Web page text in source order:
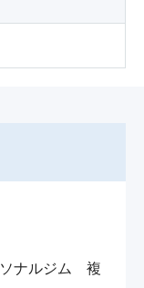
ナルジム　複